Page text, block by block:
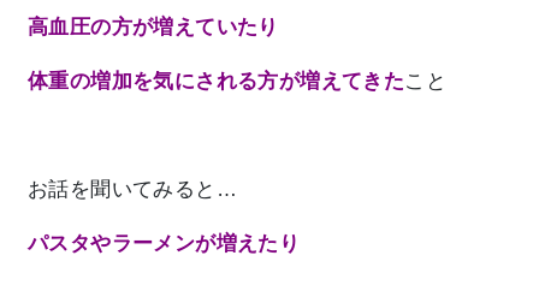
高血圧の方が増えていたり
体重の増加を気にされる方が増えてきたこと
お話を聞いてみると…
パスタやラーメンが増えたり